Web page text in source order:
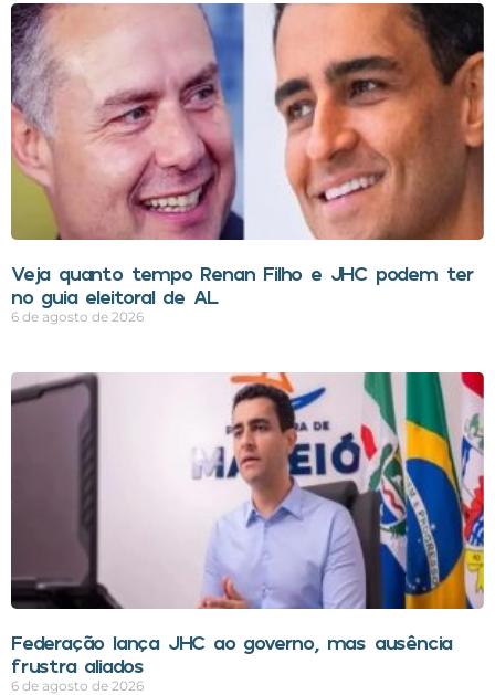
Veja quanto tempo Renan Filho e JHC podem ter
no guia eleitoral de AL
6 de agosto de 2026
Federação lança JHC ao governo, mas ausência
frustra aliados
6 de agosto de 2026